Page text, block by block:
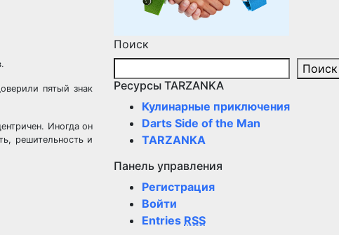
пятый знак
Иногда он
решительность и
Поиск
Поиск
Ресурсы TARZANKA
Кулинарные приключения
Darts Side of the Man
TARZANKA
Панель управления
Регистрация
Войти
Entries RSS